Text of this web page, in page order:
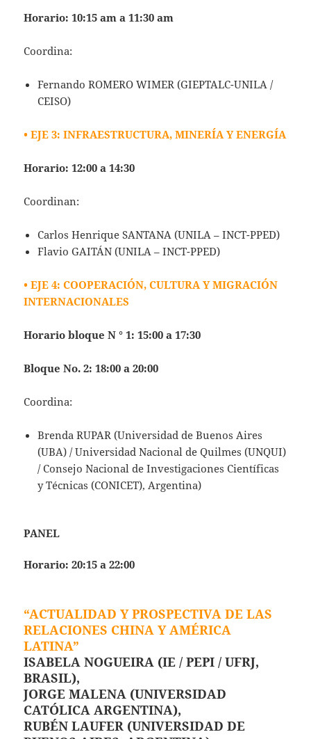
Horario: 10:15 am a 11:30 am
Coordina:
Fernando ROMERO WIMER (GIEPTALC-UNILA /
CEISO)
• EJE 3: INFRAESTRUCTURA, MINERÍA Y ENERGÍA
Horario: 12:00 a 14:30
Coordinan:
Carlos Henrique SANTANA (UNILA – INCT-PPED)
Flavio GAITÁN (UNILA – INCT-PPED)
• EJE 4: COOPERACIÓN, CULTURA Y MIGRACIÓN
INTERNACIONALES
Horario bloque N ° 1: 15:00 a 17:30
Bloque No. 2: 18:00 a 20:00
Coordina:
Brenda RUPAR (Universidad de Buenos Aires
(UBA) / Universidad Nacional de Quilmes (UNQUI)
/ Consejo Nacional de Investigaciones Científicas
y Técnicas (CONICET), Argentina)
PANEL
Horario: 20:15 a 22:00
“ACTUALIDAD Y PROSPECTIVA DE LAS
RELACIONES CHINA Y AMÉRICA
LATINA”
ISABELA NOGUEIRA (IE / PEPI / UFRJ,
BRASIL),
JORGE MALENA (UNIVERSIDAD
CATÓLICA ARGENTINA),
RUBÉN LAUFER (UNIVERSIDAD DE